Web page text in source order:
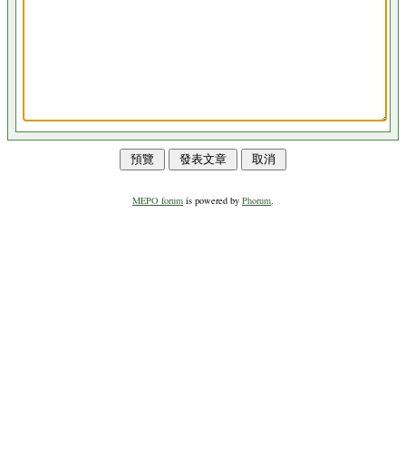
MEPO forum is powered by Phorum.